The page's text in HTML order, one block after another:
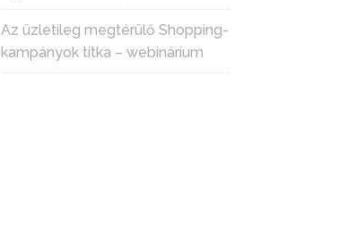
Az üzletileg megtérülő Shopping-
kampányok titka – webinárium